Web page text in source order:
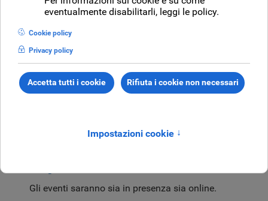
Settembre 2023-Le Giornate del Cinema Muto
Gli eventi saranno sia in presenza sia online.